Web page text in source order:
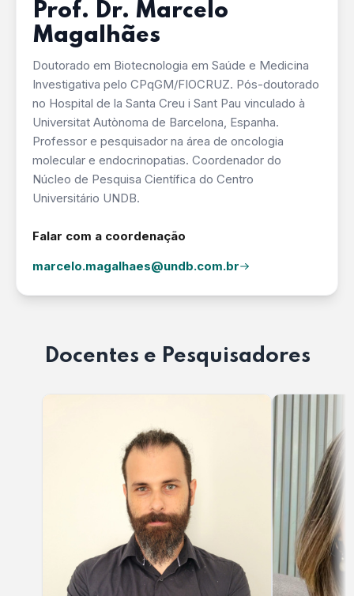
Prof. Dr. Marcelo
Magalhães
Doutorado em Biotecnologia em Saúde e Medicina
Investigativa pelo CPqGM/FIOCRUZ. Pós-doutorado
no Hospital de la Santa Creu i Sant Pau vinculado à
Universitat Autònoma de Barcelona, Espanha.
Professor e pesquisador na área de oncologia
molecular e endocrinopatias. Coordenador do
Núcleo de Pesquisa Científica do Centro
Universitário UNDB.
Falar com a coordenação
marcelo.magalhaes@undb.com.br
Docentes e Pesquisadores